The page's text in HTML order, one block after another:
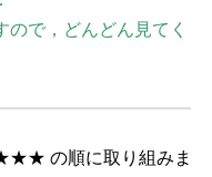
ので，どんどん見てく
の順に取り組みま